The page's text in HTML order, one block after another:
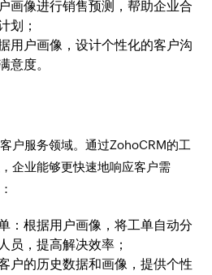
画像进行销售预测，帮助企业合
划；
用户画像，设计个性化的客户沟
意度。
户服务领域。通过ZohoCRM的工
企业能够更快速地响应客户需
：根据用户画像，将工单自动分
员，提高解决效率；
户的历史数据和画像，提供个性